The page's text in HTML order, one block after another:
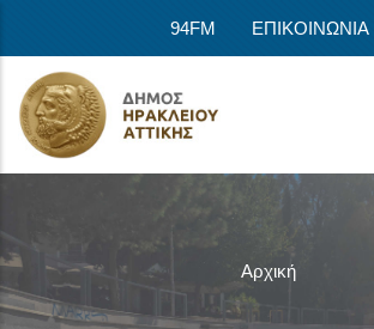
94FM ΕΠΙΚΟΙΝΩΝΙΑ
Αρχική